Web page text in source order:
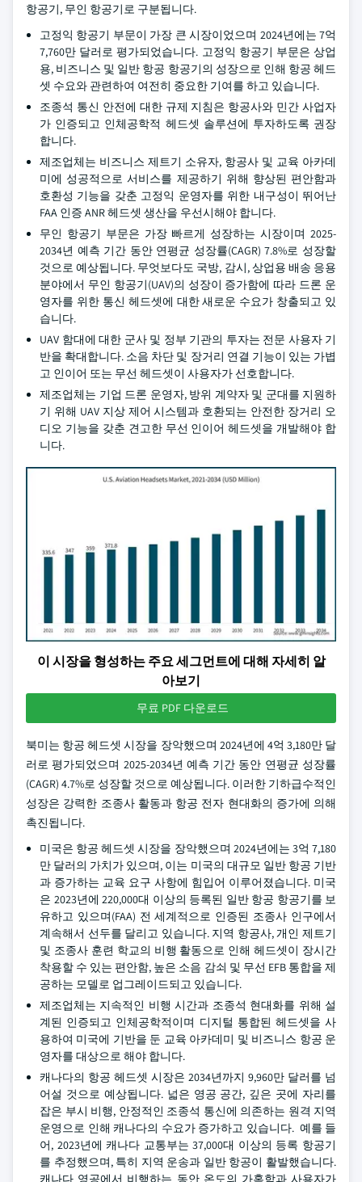
항공기, 무인 항공기로 구분됩니다.
고정익 항공기 부문이 가장 큰 시장이었으며 2024년에는 7억
7,760만 달러로 평가되었습니다. 고정익 항공기 부문은 상업
용, 비즈니스 및 일반 항공 항공기의 성장으로 인해 항공 헤드
셋 수요와 관련하여 여전히 중요한 기여를 하고 있습니다.
조종석 통신 안전에 대한 규제 지침은 항공사와 민간 사업자
가 인증되고 인체공학적 헤드셋 솔루션에 투자하도록 권장
합니다.
제조업체는 비즈니스 제트기 소유자, 항공사 및 교육 아카데
미에 성공적으로 서비스를 제공하기 위해 향상된 편안함과
호환성 기능을 갖춘 고정익 운영자를 위한 내구성이 뛰어난
FAA 인증 ANR 헤드셋 생산을 우선시해야 합니다.
무인 항공기 부문은 가장 빠르게 성장하는 시장이며 2025-
2034년 예측 기간 동안 연평균 성장률(CAGR) 7.8%로 성장할
것으로 예상됩니다. 무엇보다도 국방, 감시, 상업용 배송 응용
분야에서 무인 항공기(UAV)의 성장이 증가함에 따라 드론 운
영자를 위한 통신 헤드셋에 대한 새로운 수요가 창출되고 있
습니다.
UAV 함대에 대한 군사 및 정부 기관의 투자는 전문 사용자 기
반을 확대합니다. 소음 차단 및 장거리 연결 기능이 있는 가볍
고 인이어 또는 무선 헤드셋이 사용자가 선호합니다.
제조업체는 기업 드론 운영자, 방위 계약자 및 군대를 지원하
기 위해 UAV 지상 제어 시스템과 호환되는 안전한 장거리 오
디오 기능을 갖춘 견고한 무선 인이어 헤드셋을 개발해야 합
니다.
이 시장을 형성하는 주요 세그먼트에 대해 자세히 알
아보기
무료 PDF 다운로드
북미는 항공 헤드셋 시장을 장악했으며 2024년에 4억 3,180만 달
러로 평가되었으며 2025-2034년 예측 기간 동안 연평균 성장률
(CAGR) 4.7%로 성장할 것으로 예상됩니다. 이러한 기하급수적인
성장은 강력한 조종사 활동과 항공 전자 현대화의 증가에 의해
촉진됩니다.
미국은 항공 헤드셋 시장을 장악했으며 2024년에는 3억 7,180
만 달러의 가치가 있으며, 이는 미국의 대규모 일반 항공 기반
과 증가하는 교육 요구 사항에 힘입어 이루어졌습니다. 미국
은 2023년에 220,000대 이상의 등록된 일반 항공 항공기를 보
유하고 있으며(FAA) 전 세계적으로 인증된 조종사 인구에서
계속해서 선두를 달리고 있습니다. 지역 항공사, 개인 제트기
및 조종사 훈련 학교의 비행 활동으로 인해 헤드셋이 장시간
착용할 수 있는 편안함, 높은 소음 감쇠 및 무선 EFB 통합을 제
공하는 모델로 업그레이드되고 있습니다.
제조업체는 지속적인 비행 시간과 조종석 현대화를 위해 설
계된 인증되고 인체공학적이며 디지털 통합된 헤드셋을 사
용하여 미국에 기반을 둔 교육 아카데미 및 비즈니스 항공 운
영자를 대상으로 해야 합니다.
캐나다의 항공 헤드셋 시장은 2034년까지 9,960만 달러를 넘
어설 것으로 예상됩니다. 넓은 영공 공간, 깊은 곳에 자리를
잡은 부시 비행, 안정적인 조종석 통신에 의존하는 원격 지역
운영으로 인해 캐나다의 수요가 증가하고 있습니다. 예를 들
어, 2023년에 캐나다 교통부는 37,000대 이상의 등록 항공기
를 추정했으며, 특히 지역 운송과 일반 항공이 활발했습니다.
캐나다 영공에서 비행하는 동안 온도의 가혹함과 사용자가